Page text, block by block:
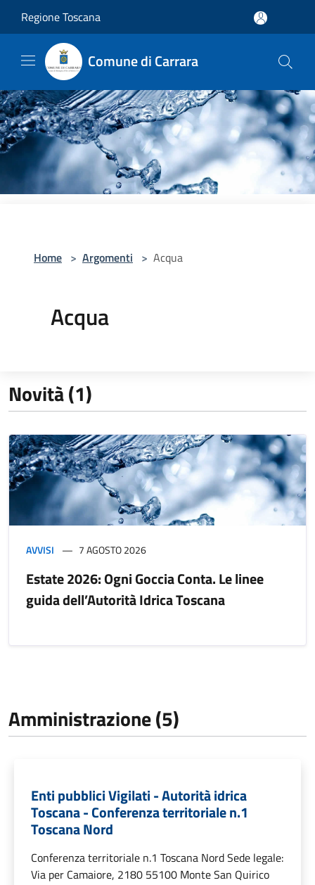
Regione Toscana
Comune di Carrara
Home > Argomenti > Acqua
Acqua
Novità (1)
AVVISI 7 AGOSTO 2026
Estate 2026: Ogni Goccia Conta. Le linee
guida dell’Autorità Idrica Toscana
Amministrazione (5)
Enti pubblici Vigilati - Autorità idrica
Toscana - Conferenza territoriale n.1
Toscana Nord
Conferenza territoriale n.1 Toscana Nord Sede legale:
Via per Camaiore, 2180 55100 Monte San Quirico